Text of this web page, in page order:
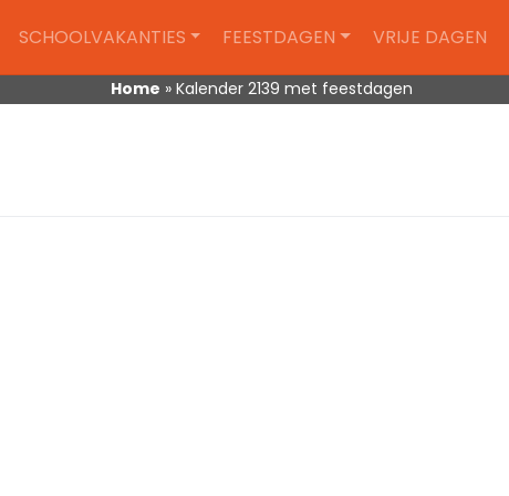
SCHOOLVAKANTIES FEESTDAGEN VRIJE DAGEN
Home » Kalender 2139 met feestdagen